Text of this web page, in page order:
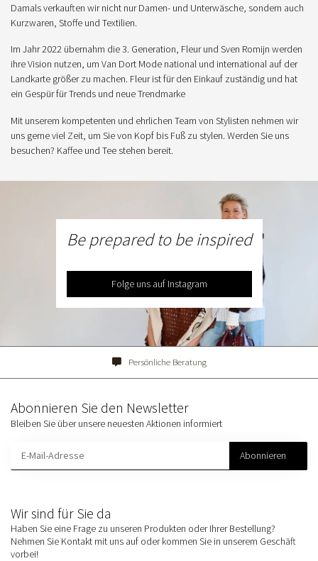
Damals verkauften wir nicht nur Damen- und Unterwäsche, sondern auch
Kurzwaren, Stoffe und Textilien.
Im Jahr 2022 übernahm die 3. Generation, Fleur und Sven Romijn werden
ihre Vision nutzen, um Van Dort Mode national und international auf der
Landkarte größer zu machen. Fleur ist für den Einkauf zuständig und hat
ein Gespür für Trends und neue Trendmarke
Mit unserem kompetenten und ehrlichen Team von Stylisten nehmen wir
uns gerne viel Zeit, um Sie von Kopf bis Fuß zu stylen. Werden Sie uns
besuchen? Kaffee und Tee stehen bereit.
Be prepared to be inspired
Folge uns auf Instagram
Persönliche Beratung
Wir sind für Sie da
Haben Sie eine Frage zu unseren Produkten oder Ihrer Bestellung?
Nehmen Sie Kontakt mit uns auf oder kommen Sie in unserem Geschäft
vorbei!
Abonnieren Sie den Newsletter
Bleiben Sie über unsere neuesten Aktionen informiert
Abonnieren